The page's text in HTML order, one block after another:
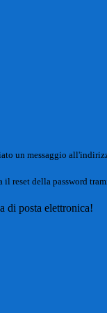
un messaggio
il reset della password
di posta elettronica!